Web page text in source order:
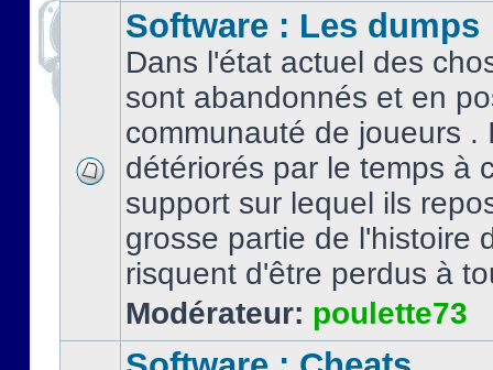
Software : Les dumps
Dans l'état actuel des
sont abandonnés et en
communauté de joueurs .
détériorés par le temps à
support sur lequel ils
grosse partie de l'histoire
risquent d'être perdus à
Modérateur: poulette73